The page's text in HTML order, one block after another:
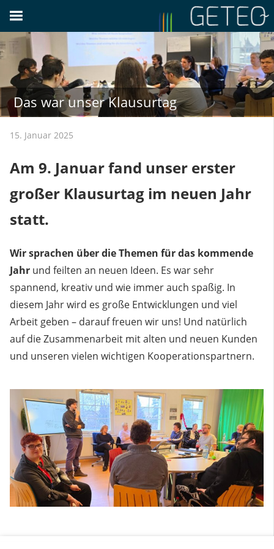
Zum
springen
15. Januar 2025
Das war unser Klausurtag
Am 9. Januar fand unser erster
großer Klausurtag im neuen Jahr
statt.
Wir sprachen über die Themen für das kommende
Jahr und feilten an neuen Ideen. Es war sehr
spannend, kreativ und wie immer auch spaßig. In
diesem Jahr wird es große Entwicklungen und viel
Arbeit geben – darauf freuen wir uns! Und natürlich
auf die Zusammenarbeit mit alten und neuen Kunden
und unseren vielen wichtigen Kooperationspartnern.